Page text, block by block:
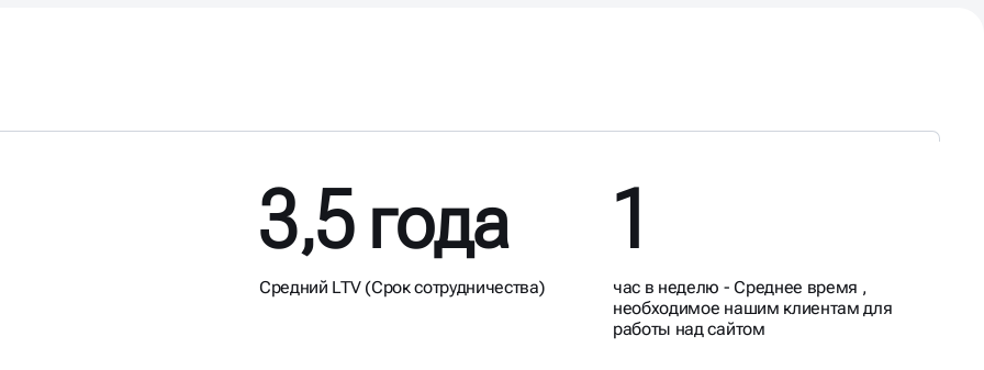
3,5 года
Средний LTV (Срок сотрудничества)
1
час в неделю - Среднее время ,
необходимое нашим клиентам для
работы над сайтом